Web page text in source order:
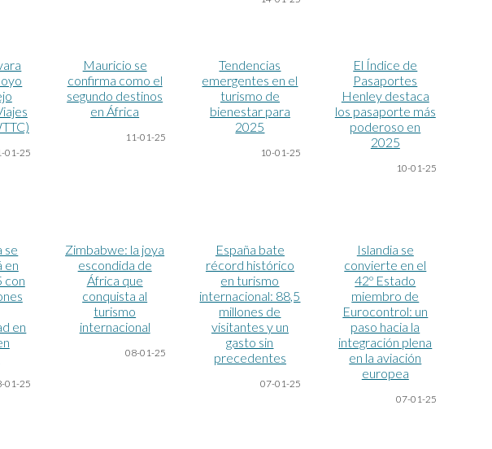
01-25
Mauricio se
confirma como el
segundo destinos
en África
11-01-25
Tendencias
emergentes en el
turismo de
bienestar para
2025
10-01-25
El Índice de
Pasaportes
Henley destaca
los pasaporte más
poderoso en
2025
10-01-25
se
en
con
en
01-25
Zimbabwe: la joya
escondida de
África que
conquista al
turismo
internacional
08-01-25
España bate
récord histórico
en turismo
internacional: 88,5
millones de
visitantes y un
gasto sin
precedentes
07-01-25
Islandia se
convierte en el
42º Estado
miembro de
Eurocontrol: un
paso hacia la
integración plena
en la aviación
europea
07-01-25